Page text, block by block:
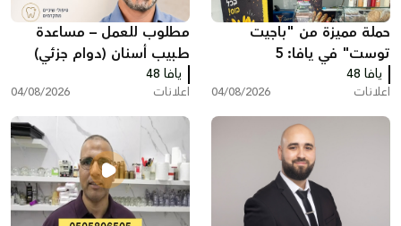
حملة مميزة من "باجيت
توست" في يافا: 5
ساندويشات باجيت مع
شيبس وكولا بـ200 شيكل
يافا 48
اعلانات 04/08/2026
مطلوب للعمل – مساعدة
طبيب أسنان (دوام جزئي)
يافا 48
اعلانات 04/08/2026